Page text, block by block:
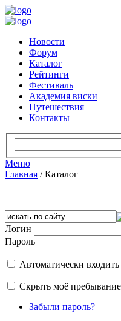
Новости
Форум
Каталог
Рейтинги
Фестиваль
Академия виски
Путешествия
Контакты
Меню
Главная /Каталог
Логин
Пароль
Автоматически
Скрыть моё
Забыли пароль?